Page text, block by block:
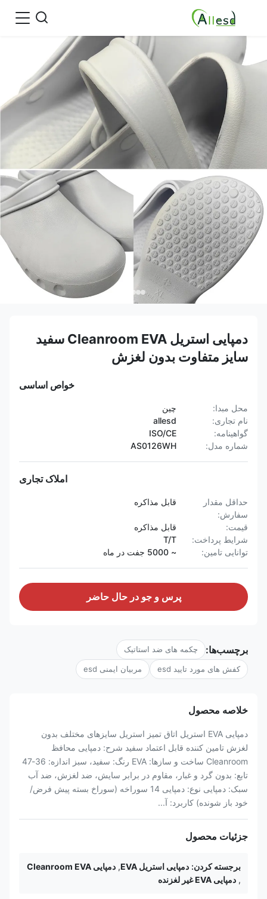
دمپایی استریل Cleanroom EVA سفید
سایز متفاوت بدون لغزش
خواص اساسی
محل مبدا:
چین
نام تجاری:
allesd
گواهینامه:
ISO/CE
شماره مدل:
AS0126WH
املاک تجاری
حداقل مقدار
سفارش:
قابل مذاکره
قیمت:
قابل مذاکره
شرایط پرداخت:
T/T
توانایی تامین:
~ 5000 جفت در ماه
پرس و جو در حال حاضر
برچسب‌ها: چکمه های ضد استاتیک
کفش های مورد تایید esd مربیان ایمنی esd
خلاصه محصول
دمپایی EVA استریل اتاق تمیز استریل سایزهای مختلف بدون
لغزش تامین کننده قابل اعتماد سفید شرح: دمپایی محافظ
Cleanroom ساخت و سازها: EVA رنگ: سفید، سبز اندازه: 36-47
تابع: بدون گرد و غبار، مقاوم در برابر سایش، ضد لغزش، ضد آب
سبک: دمپایی نوع: دمپایی 14 سوراخه (سوراخ بسته پیش فرض/
خود باز شونده) کاربرد: آ...
جزئیات محصول
برجسته کردن: دمپایی استریل EVA , دمپایی Cleanroom EVA
, دمپایی EVA غیر لغزنده